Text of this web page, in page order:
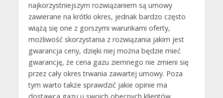
najkorzystniejszym rozwiązaniem są umowy
zawierane na krótki okres, jednak bardzo często
wiążą się one z gorszymi warunkami oferty,
możliwość skorzystania z rozwiązania jakim jest
gwarancja ceny, dzięki niej można będzie mieć
gwarancję, że cena gazu ziemnego nie zmieni się
przez cały okres trwania zawartej umowy. Poza
tym warto także sprawdzić jakie opinie ma